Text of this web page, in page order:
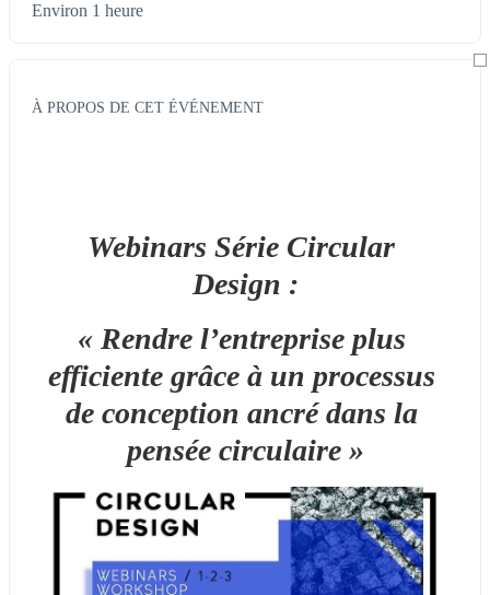
Environ 1 heure
À PROPOS DE CET ÉVÉNEMENT
Webinars Série Circular
Design :
« Rendre l’entreprise plus
efficiente grâce à un processus
de conception ancré dans la
pensée circulaire »